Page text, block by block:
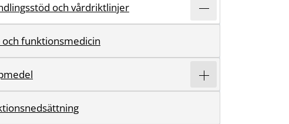
och vårdriktlinjer
och funktionsmedicin